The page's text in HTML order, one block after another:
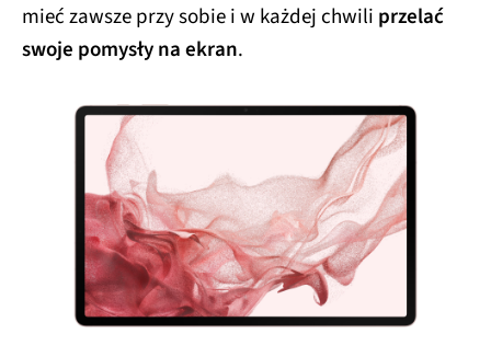
mieć zawsze przy sobie i w każdej chwili przelać
swoje pomysły na ekran.